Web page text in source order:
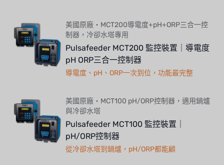
美國原廠・MCT200導電度+pH+ORP三合一控
制器，冷卻水塔專用
Pulsafeeder MCT200 監控裝置｜導電度
pH ORP三合一控制器
導電度、pH、ORP一次到位，功能最完整
美國原廠・MCT100 pH/ORP控制器，適用鍋爐
與冷卻水塔
Pulsafeeder MCT100 監控裝置｜
pH/ORP控制器
從冷卻水塔到鍋爐，pH/ORP都能顧